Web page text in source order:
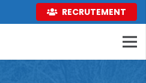
RECRUTEMENT